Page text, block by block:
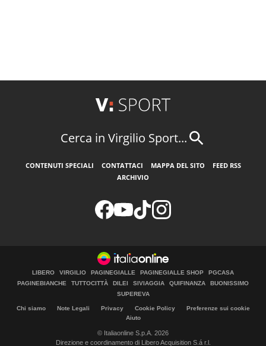
Cerca in Virgilio Sport...
CONTENUTI SPECIALI CONTATTACI MAPPA DEL SITO
FEED RSS
ARCHIVIO
LIBERO VIRGILIO PAGINEGIALLE PAGINEGIALLE SHOP
PGCASA
PAGINEBIANCHE
TUTTOCITTÀ DILEI SIVIAGGIA QUIFINANZA
BUONISSIMO
SUPEREVA
Chi siamo Note Legali Privacy Cookie Policy
Preferenze sui cookie
Aiuto
© Italiaonline S.p.A. 2026
Direzione e coordinamento di Libero Acquisition S.á r.l.